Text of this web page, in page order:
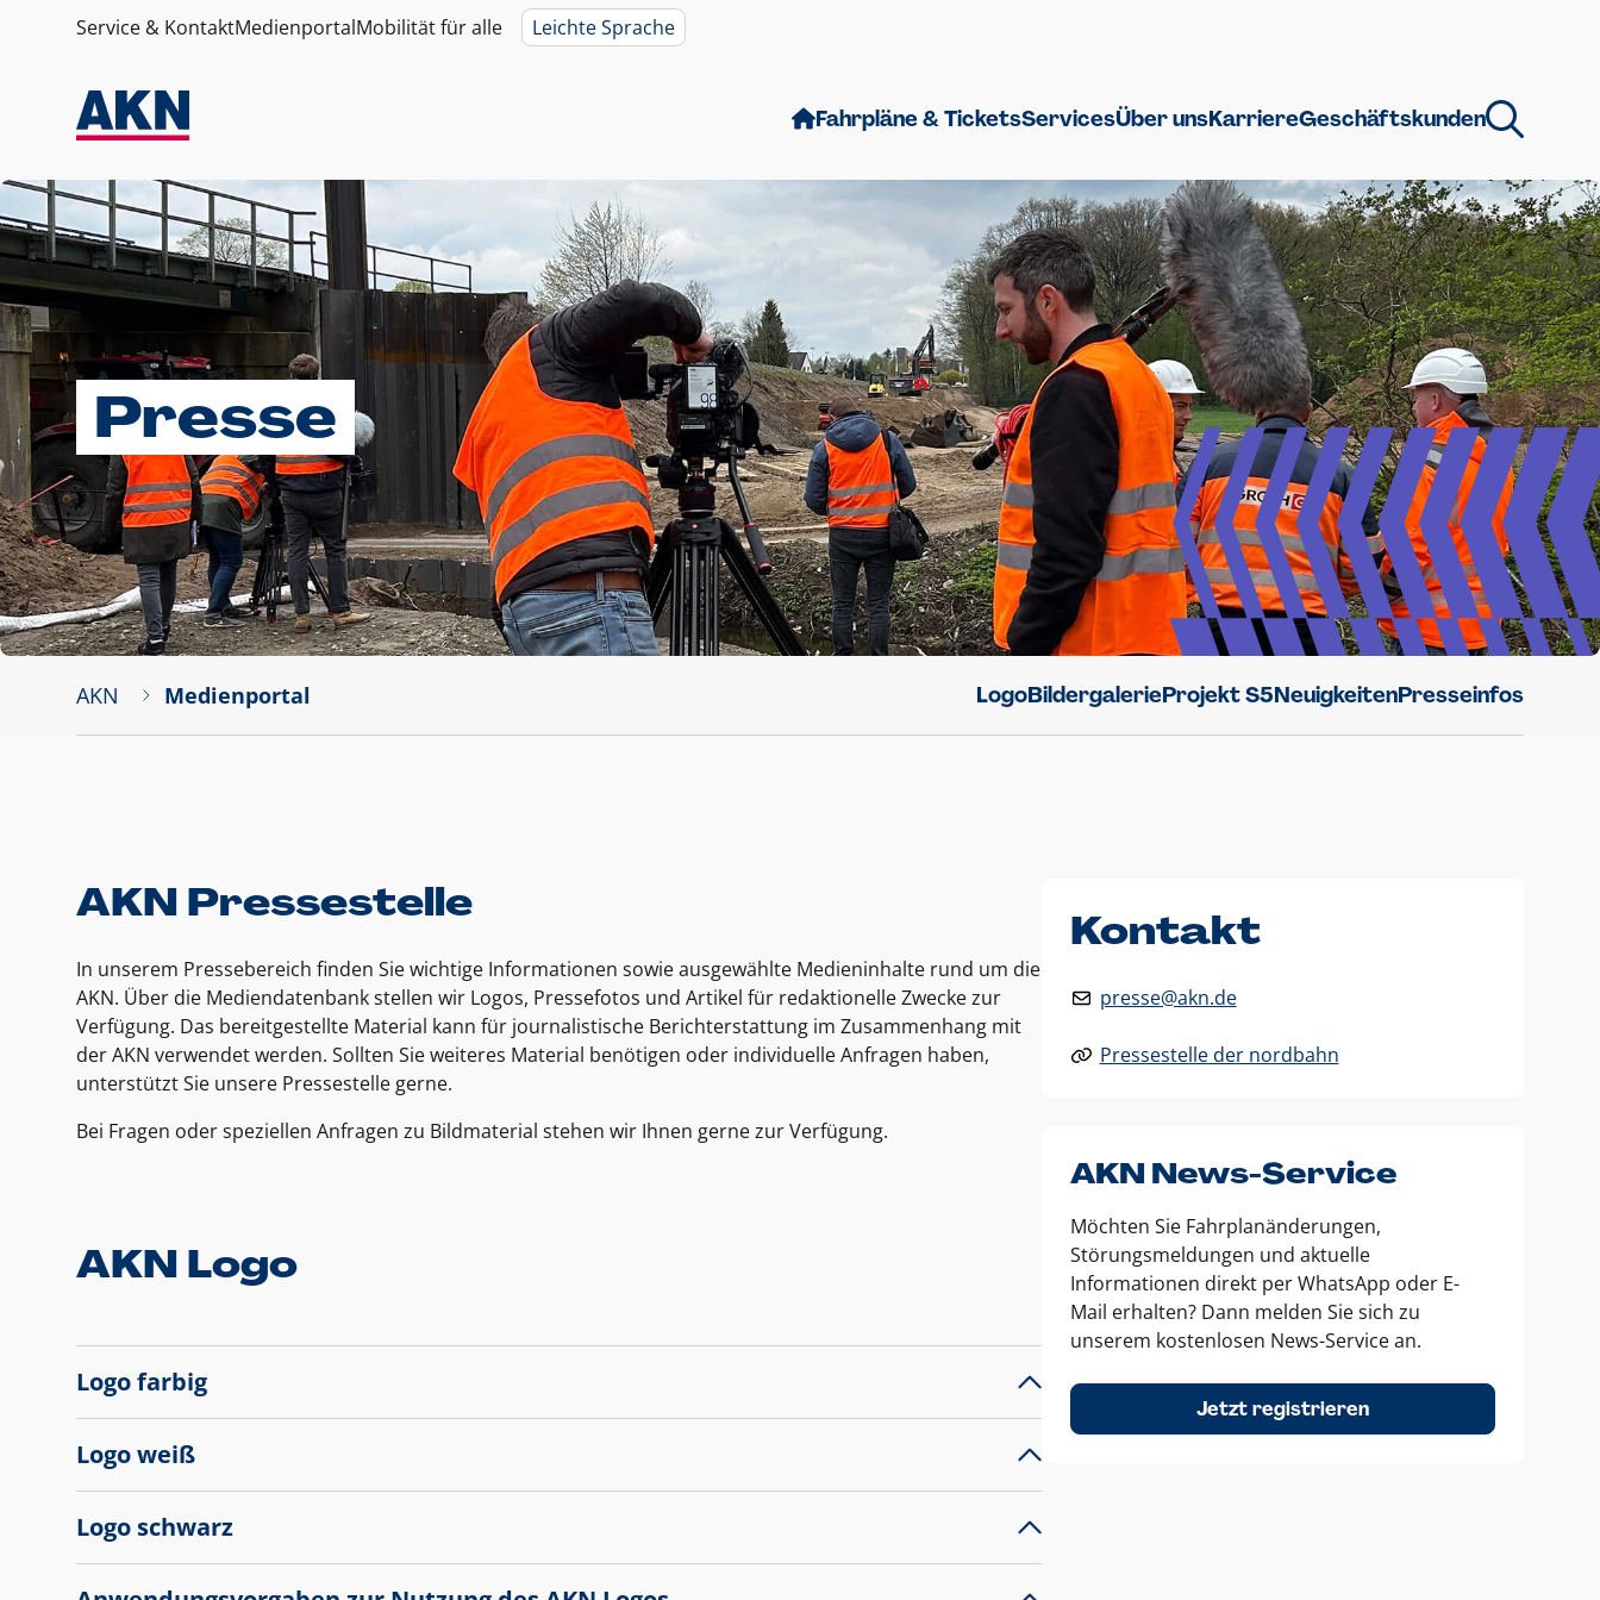
Service & KontaktMedienportalMobilität für alle Leichte Sprache
Fahrpläne & TicketsServicesÜber unsKarriereGeschäftskunden
Presse
AKN Medienportal LogoBildergalerieProjekt S5NeuigkeitenPresseinfos
AKN Pressestelle
In unserem Pressebereich finden Sie wichtige Informationen sowie ausgewählte Medieninhalte rund um die
AKN. Über die Mediendatenbank stellen wir Logos, Pressefotos und Artikel für redaktionelle Zwecke zur
Verfügung. Das bereitgestellte Material kann für journalistische Berichterstattung im Zusammenhang mit
der AKN verwendet werden. Sollten Sie weiteres Material benötigen oder individuelle Anfragen haben,
unterstützt Sie unsere Pressestelle gerne.
Bei Fragen oder speziellen Anfragen zu Bildmaterial stehen wir Ihnen gerne zur Verfügung.
AKN Logo
Logo farbig
Logo weiß
Logo schwarz
Kontakt
presse@akn.de
Pressestelle der nordbahn
AKN News-Service
Möchten Sie Fahrplanänderungen,
Störungsmeldungen und aktuelle
Informationen direkt per WhatsApp oder E-
Mail erhalten? Dann melden Sie sich zu
unserem kostenlosen News-Service an.
Jetzt registrieren